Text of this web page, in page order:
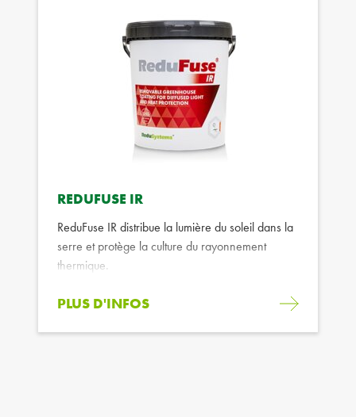
REDUFUSE IR
ReduFuse IR distribue la lumière du soleil dans la
serre et protège la culture du rayonnement
thermique.
PLUS D'INFOS